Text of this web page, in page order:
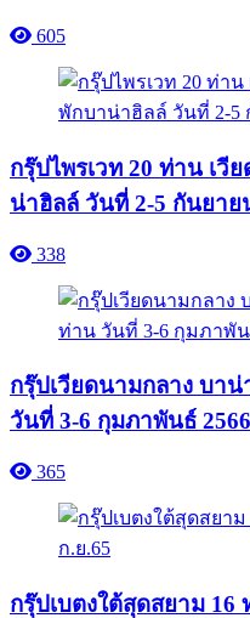
605
กรุ๊ปไพรเวท 20 ท่าน เวี
น่าฮิลล์ วันที่ 2-5 กันยาย
338
กรุ๊ปเวียดนามกลาง บา
วันที่ 3-6 กุมภาพันธ์ 2566
365
กรุ๊ปเบตงใต้สุดสยาม